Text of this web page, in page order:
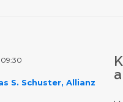
S. Schuster, Allianz